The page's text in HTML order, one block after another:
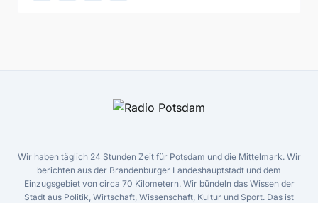
Wir haben täglich 24 Stunden Zeit für Potsdam und die Mittelmark. Wir
berichten aus der Brandenburger Landeshauptstadt und dem
Einzugsgebiet von circa 70 Kilometern. Wir bündeln das Wissen der
Stadt aus Politik, Wirtschaft, Wissenschaft, Kultur und Sport. Das ist